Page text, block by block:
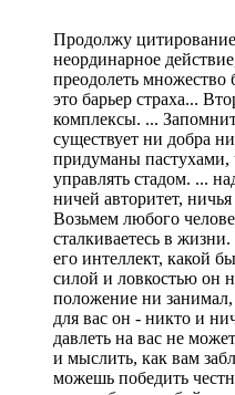
Продолжу
неординарное
преодолеть
это барьер страха...
комплексы. ...
существует ни добра
придуманы пастухами,
управлять стадом. ...
ничей авторитет,
Возьмем любого
сталкиваетесь в
его интеллект, какой
силой и ловкостью он
положение ни
для вас он - никто и
давлеть на вас не
и мыслить, как вам
можешь победить